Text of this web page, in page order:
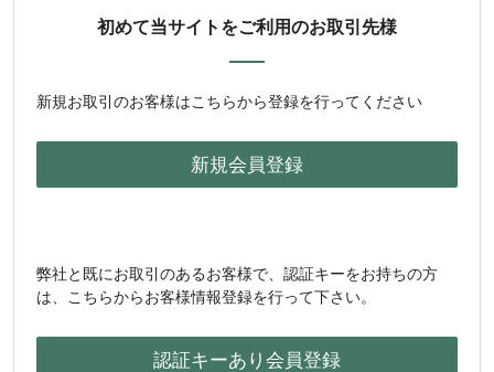
初めて当サイトをご利用のお取引先様
新規お取引のお客様はこちらから登録を行ってください
弊社と既にお取引のあるお客様で、認証キーをお持ちの方
は、こちらからお客様情報登録を行って下さい。